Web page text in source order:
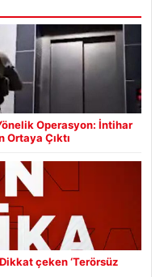
Operasyon: İntihar
Çıktı
çeken ‘Terörsüz